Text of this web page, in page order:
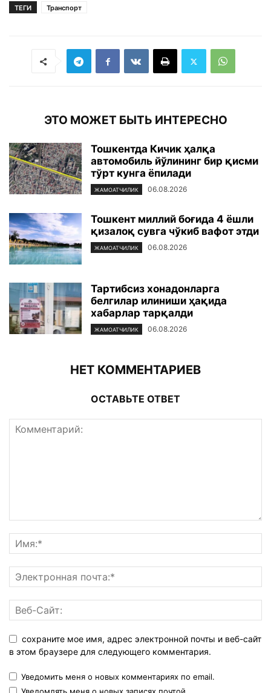
ТЕГИ Транспорт
ЭТО МОЖЕТ БЫТЬ ИНТЕРЕСНО
Тошкентда Кичик ҳалқа
автомобиль йўлининг бир қисми
тўрт кунга ёпилади
ЖАМОАТЧИЛИК 06.08.2026
Тошкент миллий боғида 4 ёшли
қизалоқ сувга чўкиб вафот этди
ЖАМОАТЧИЛИК 06.08.2026
Тартибсиз хонадонларга
белгилар илиниши ҳақида
хабарлар тарқалди
ЖАМОАТЧИЛИК 06.08.2026
НЕТ КОММЕНТАРИЕВ
ОСТАВЬТЕ ОТВЕТ
сохраните мое имя, адрес электронной почты и веб-сайт
в этом браузере для следующего комментария.
Уведомить меня о новых комментариях по email.